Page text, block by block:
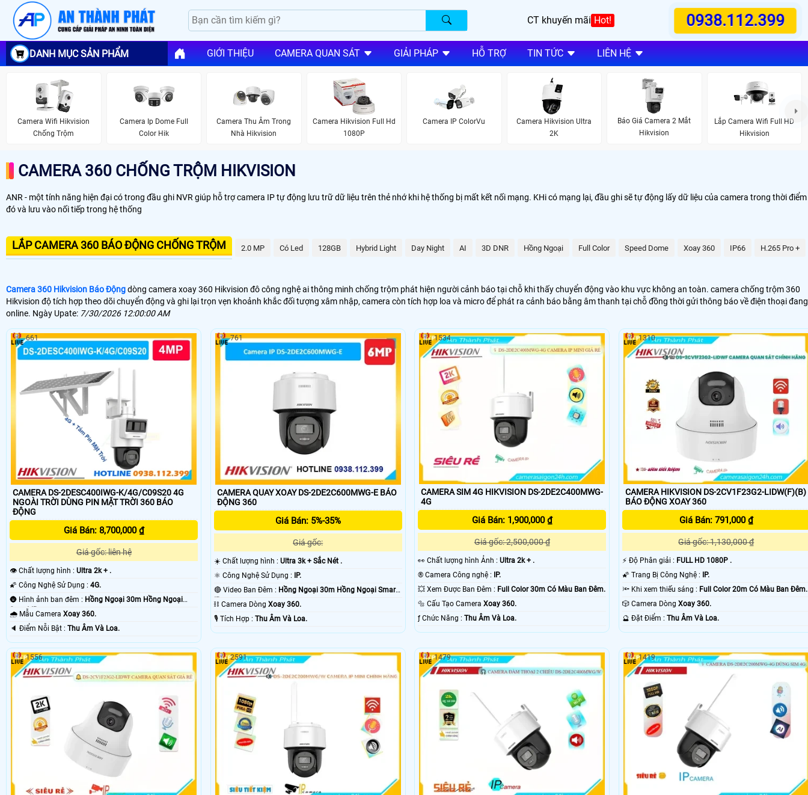
CT khuyến mãi Hot! 0938.112.399
DANH MỤC SẢN PHẨM GIỚI THIỆU CAMERA QUAN SÁT GIẢI PHÁP HỖ TRỢ TIN TỨC LIÊN HỆ
Camera Wifi Hikvision
Chống Trộm
Camera Ip Dome Full
Color Hik
Camera Thu Âm Trong
Nhà Hikvision
Camera Hikvision Full Hd
1080P
Camera IP ColorVu
Camera Hikvision Ultra
2K
Báo Giá Camera 2 Mắt
Hikvision
Lắp Camera Wifi Full HD
Hikvision
CAMERA 360 CHỐNG TRỘM HIKVISION
ANR - một tính năng hiện đại có trong đầu ghi NVR giúp hỗ trợ camera IP tự động lưu trữ dữ liệu trên thẻ nhớ khi hệ thống bị mất kết nối mạng. KHi có mạng lại, đầu ghi sẽ tự động lấy dữ liệu của camera trong thời điểm
đó và lưu vào nối tiếp trong hệ thống
LẮP CAMERA 360 BÁO ĐỘNG CHỐNG TRỘM 2.0 MP Có Led 128GB Hybrid Light Day Night AI 3D DNR Hồng Ngoại Full Color Speed Dome Xoay 360 IP66 H.265 Pro +
Camera 360 Hikvision Báo Độngdòng camera xoay 360 Hikvision đô công nghệ ai thông minh chống trộm phát hiện người cảnh báo tại chỗ khi thấy chuyển động vào khu vực không an toàn. camera chống trộm 360
Hikvision độ tích hợp theo dõi chuyển động và ghi lại trọn vẹn khoảnh khắc đối tượng xâm nhập, camera còn tích hợp loa và micro để phát ra cảnh báo bằng âm thanh tại chỗ đồng thời gửi thông báo về điện thoại đang
online. Ngày Upate: 7/30/2026 12:00:00 AM
CAMERA DS-2DESC400IWG-K/4G/C09S20 4G
NGOÀI TRỜI DÙNG PIN MẶT TRỜI 360 BÁO
ĐỘNG
Giá Bán: 8,700,000 ₫
Giá gốc: liên hệ
👁 Chất lượng hình : Ultra 2k + .
🌠 Công Nghệ Sử Dụng : 4G.
🌚 Hình ảnh ban đêm : Hồng Ngoại 30m Hồng Ngoại
Smart IR.
🌧️ Mẫu Camera Xoay 360.
️🔈 Điểm Nỗi Bật : Thu Âm Và Loa.
661
CAMERA QUAY XOAY DS-2DE2C600MWG-E BÁO
ĐỘNG 360
Giá Bán: 5%-35%
Giá gốc:
☀️ Chất lượng hình : Ultra 3k + Sắc Nét .
⚛️ Công Nghệ Sử Dụng :
IP.
🔴 Video Ban Đêm : Hồng Ngoại 30m Hồng Ngoại Smart
IR. ⛓ Camera Dòng Xoay 360.
️🎙 Tích Hợp : Thu Âm Và Loa.
761
CAMERA SIM 4G HIKVISION DS-2DE2C400MWG-
4G
Giá Bán: 1,900,000 ₫
Giá gốc: 2,500,000 ₫
️👀 Chất lượng hình Ảnh :Ultra 2k + .
®️ Camera Công nghệ : IP.
💥 Xem Được Ban Đêm : Full Color 30m Có Màu Ban Ðêm.
🔩 Cấu Tạo CameraXoay 360.
️ƒ Chức Năng :Thu Âm Và Loa.
1534
CAMERA HIKVISION DS-2CV1F23G2-LIDW(F)(B)
BÁO ĐỘNG XOAY 360
Giá Bán: 791,000 ₫
Giá gốc: 1,130,000 ₫
️⚡ Độ Phân giải : FULL HD 1080P .
🌠 Trang Bị Công Nghệ : IP.
🔦 Khi xem thiếu sáng : Full Color 20m Có Màu Ban Ðêm.
🎲 Camera Dòng Xoay 360.
️🔮 Đặt Điểm : Thu Âm Và Loa.
1310
1556 2591 1479 1419